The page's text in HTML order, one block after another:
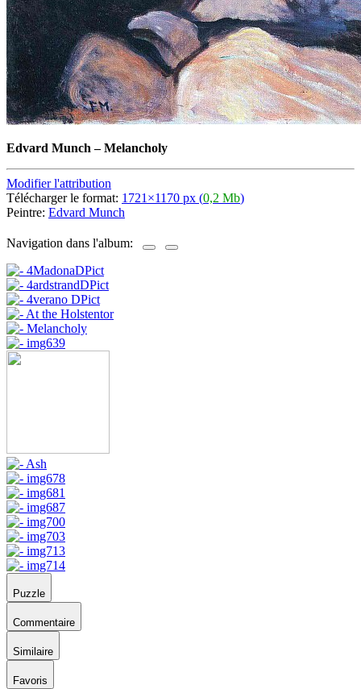
Edvard Munch –Melancholy
Modifier l'attribution
Télécharger le format: 1721×1170 px (0,2 Mb)
Peintre: Edvard Munch
Navigation dans l'album:
Puzzle
Commentaire
Similaire
Favoris